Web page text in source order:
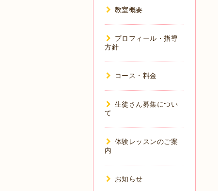
教室概要
プロフィール・指導
方針
コース・料金
生徒さん募集につい
て
体験レッスンのご案
内
お知らせ